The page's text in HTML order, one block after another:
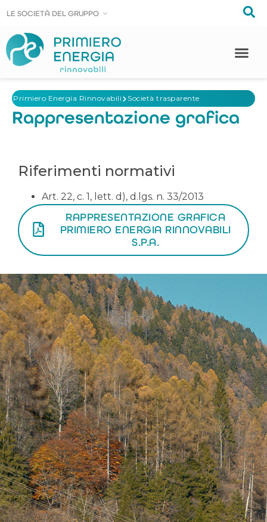
LE SOCIETÀ DEL GRUPPO
LE SOCIETÀ DEL GRUPPO
Primiero Energia Rinnovabili Società trasparente
Rappresentazione grafica
Riferimenti normativi
Art. 22, c. 1, lett. d), d.lgs. n. 33/2013
RAPPRESENTAZIONE GRAFICA
PRIMIERO ENERGIA RINNOVABILI
S.P.A.